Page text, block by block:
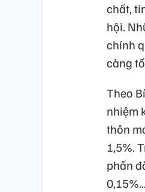
chất,
hội.
chính
càng
Theo
nhiệm
thôn
1,5%.
phấn
0,15%...